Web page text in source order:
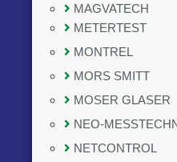
MAGVATECH
METERTEST
MONTREL
MORS SMITT
MOSER GLASER
NEO-
NETCONTROL